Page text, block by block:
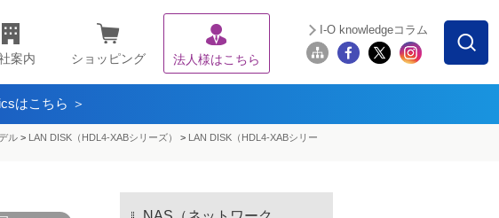
案内 ショッピング 法人様はこちら
I-O knowledgeコラム
はこちら ＞
ル > LAN DISK（HDL4-XABシリーズ） > LAN DISK（HDL4-XABシリー